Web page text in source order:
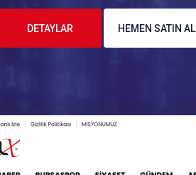
DETAYLAR HEMEN SATIN AL